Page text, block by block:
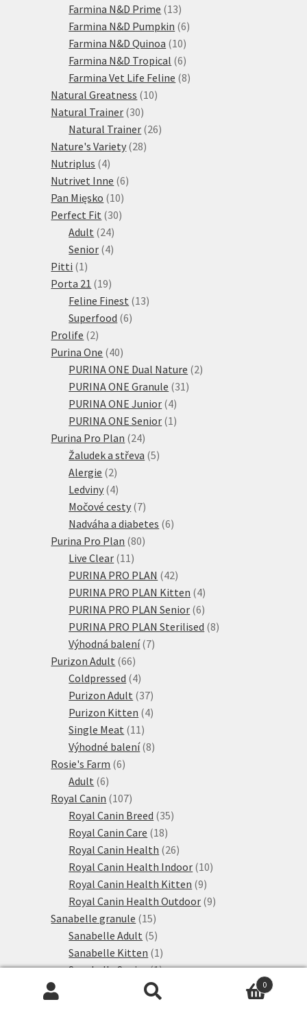
produktů
Farmina N&D Prime 1313
produktů
Farmina N&D Pumpkin 66
Farmina N&D Quinoa 1010
produktů
Farmina N&D Tropical 66
produktů
Farmina Vet Life Feline 88
Natural Greatness 1010
Natural Trainer 3030
produktů
Natural Trainer 2626
Nature's Variety 2828
Nutriplus 44
produkty
Nutrivet Inne 66
Pan Mięsko 1010
produktů
Perfect Fit 3030
Adult 2424
produktů
Senior 44
Pitti 1 1
produkt
Porta 21 1919
produktů
Feline Finest 1313
Superfood 66
Prolife 22
produkty
Purina One 4040
produktů
PURINA ONE Dual Nature 22
PURINA ONE Granule 31 31
PURINA ONE Junior 44
produkty
PURINA ONE Senior 1 1
Purina Pro Plan 2424
produktů
Žaludek a střeva 55
Alergie 22
produkty
Ledviny 44
produkty
Močové cesty 77
produktů
Nadváha a diabetes 66
Purina Pro Plan 8080
Live Clear 11 11
produktů
PURINA PRO PLAN 4242
produktů
PURINA PRO PLAN Kitten 44
produkty
PURINA PRO PLAN Senior 66
produktů
PURINA PRO PLAN Sterilised 88
Výhodná balení 77
Purizon Adult 6666
produktů
Coldpressed 44
produkty
Purizon Adult 3737
produktů
Purizon Kitten 44
Single Meat 11 11
produktů
Výhodné balení 88
Rosie's Farm 66
Adult 66
produktů
Royal Canin 107107
produktů
Royal Canin Breed 3535
Royal Canin Care 1818
produktů
Royal Canin Health 2626
produktů
Royal Canin Health Indoor 1010
Royal Canin Health Kitten 99
produktů
Royal Canin Health Outdoor 99
Sanabelle granule 1515
produktů
Sanabelle Adult 55
produktů
Sanabelle Kitten 1 1
produkt
Sanabelle Senior 11
Sanabelle speciální výživa
Schesir
0